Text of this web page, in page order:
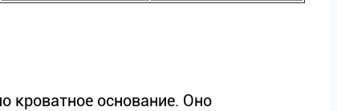
кроватное основание. Оно